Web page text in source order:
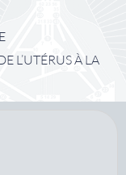
L’UTÉRUS À LA